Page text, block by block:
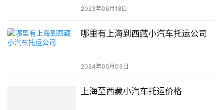
2023年06月18日
哪里有上海到西藏小汽车托运公司
2024年05月03日
上海至西藏小汽车托运价格